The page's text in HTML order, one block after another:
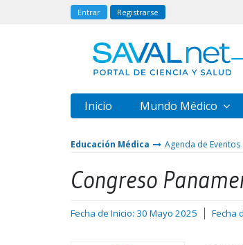
Entrar Registrarse
Inicio Mundo Médico
Educación Médica Agenda de Eventos
Congreso
Fecha de Inicio: 30 Mayo 2025 Fecha